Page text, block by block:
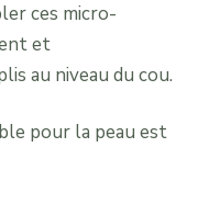
ces micro-
et
au niveau du cou.
pour la peau est